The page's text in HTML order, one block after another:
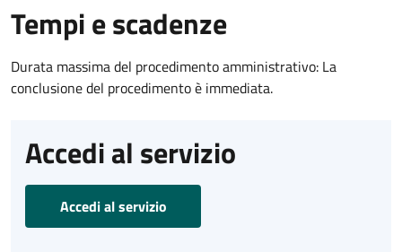
Tempi e scadenze
Durata massima del procedimento amministrativo: La
conclusione del procedimento è immediata.
Accedi al servizio
Accedi al servizio